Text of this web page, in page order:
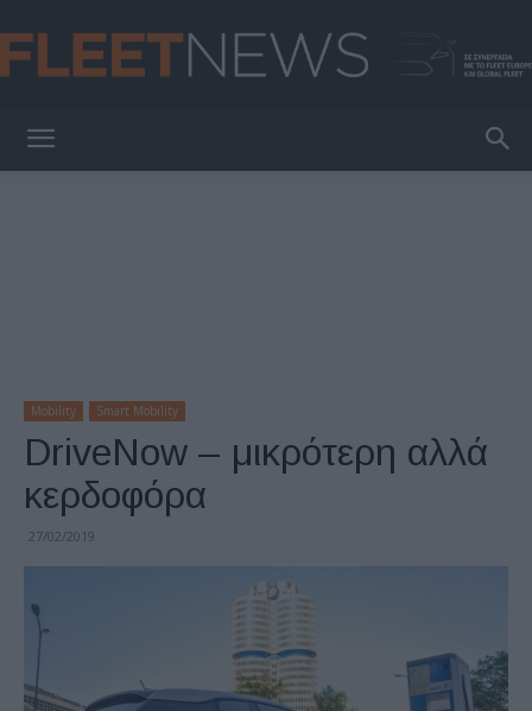
Mobility Smart Mobility
DriveNow – μικρότερη αλλά
κερδοφόρα
27/02/2019